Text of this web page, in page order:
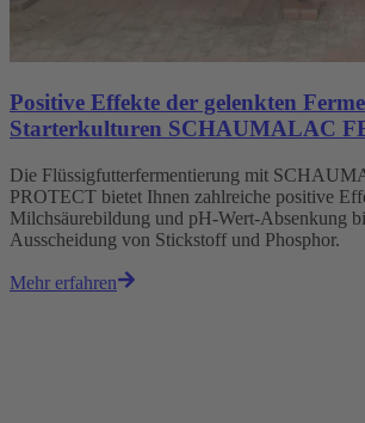
Positive Effekte der gelenkten
Starterkulturen SCHAUMALAC
Die Flüssigfutterfermentierung mit
PROTECT bietet Ihnen zahlreiche positive
Milchsäurebildung und pH-Wert-Absenkung
Ausscheidung von Stickstoff und Phosphor.
Mehr erfahren